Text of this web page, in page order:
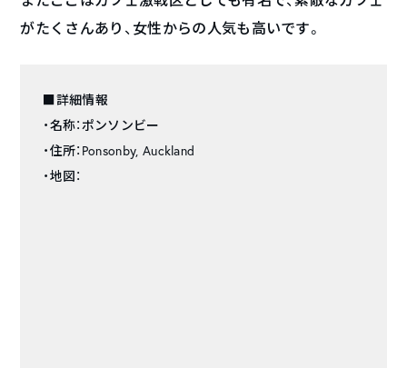
がたくさんあり、女性からの人気も高いです。
■詳細情報
・名称：ポンソンビー
・住所：Ponsonby, Auckland
・地図：